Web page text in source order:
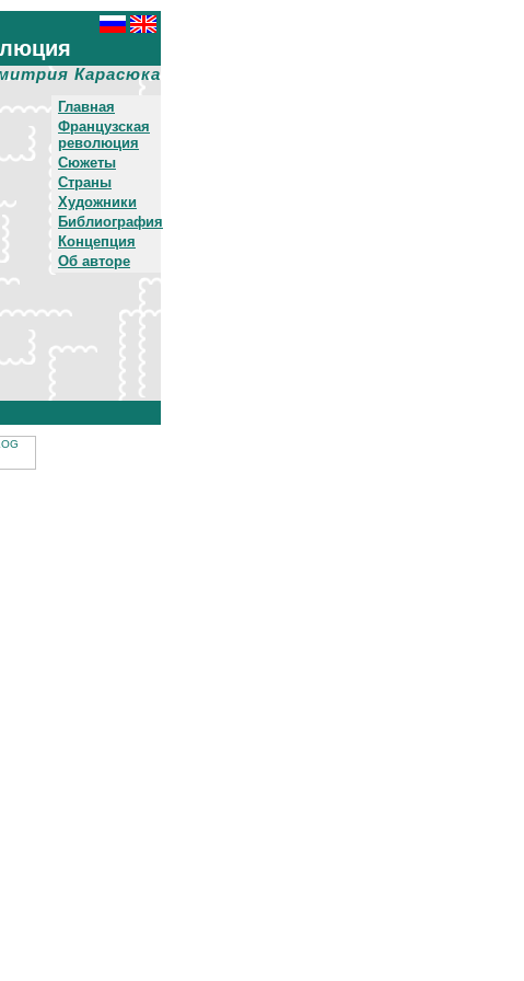
Карасюка
Главная
Французская
революция
Сюжеты
Страны
Художники
Библиография
Концепция
Об авторе